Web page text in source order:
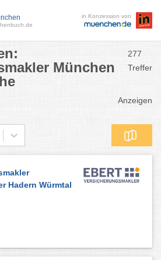
in Konzession von
München
277
Treffer
Anzeigen
Hadern Würmtal